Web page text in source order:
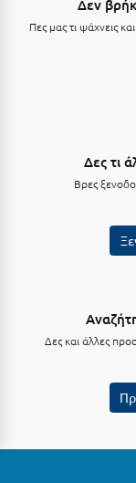
Μεθώνη
Μπάνσκο
Δεν
Πες μας τι ψάχνεις
Δες τι
Βρες
Δες και άλλες